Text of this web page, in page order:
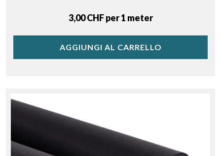
Price
3,00 CHF per 1 meter
AGGIUNGI AL CARRELLO